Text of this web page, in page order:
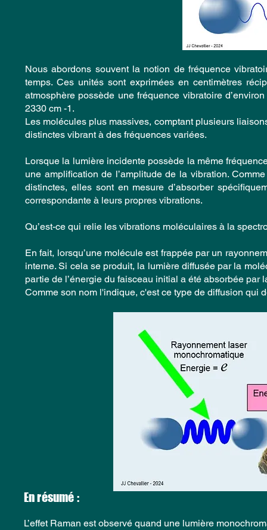
Nous abordons souvent la notion de fréquence
temps. Ces unités sont exprimées en centimètres
atmosphère possède une fréquence vibratoire
2330 cm -1.
Les molécules plus massives, comptant plusieurs
distinctes vibrant à des fréquences variées.
Lorsque la lumière incidente possède la même
une amplification de l’amplitude de la vibration.
distinctes, elles sont en mesure d’absorber
correspondante à leurs propres vibrations.
Qu’est-ce qui relie les vibrations moléculaires à la
En fait, lorsqu’une molécule est frappée par un
interne. Si cela se produit, la lumière diffusée par la
partie de l’énergie du faisceau initial a été absorbée par
Comme son nom l'indique, c'est ce type de diffusion qui
En résumé :
L’effet Raman est observé quand une lumière